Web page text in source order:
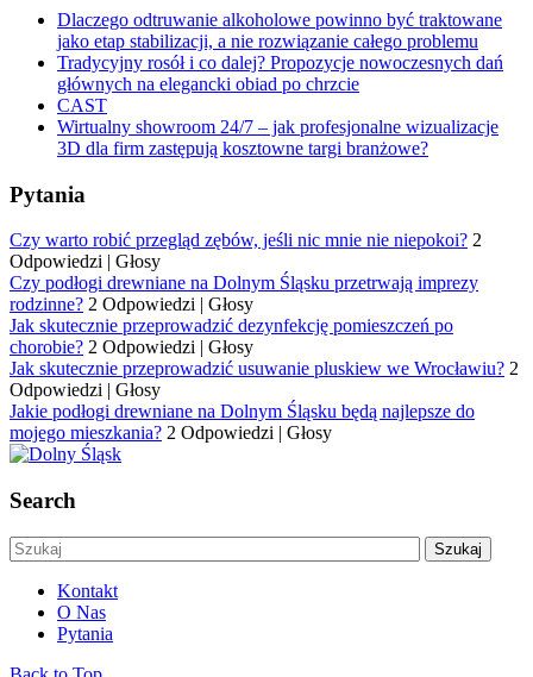
Dlaczego odtruwanie alkoholowe powinno być traktowane
jako etap stabilizacji, a nie rozwiązanie całego problemu
Tradycyjny rosół i co dalej? Propozycje nowoczesnych dań
głównych na elegancki obiad po chrzcie
CAST
Wirtualny showroom 24/7 – jak profesjonalne wizualizacje
3D dla firm zastępują kosztowne targi branżowe?
Pytania
Czy warto robić przegląd zębów, jeśli nic mnie nie niepokoi? 2
Odpowiedzi | Głosy
Czy podłogi drewniane na Dolnym Śląsku przetrwają imprezy
rodzinne? 2 Odpowiedzi | Głosy
Jak skutecznie przeprowadzić dezynfekcję pomieszczeń po
chorobie? 2 Odpowiedzi | Głosy
Jak skutecznie przeprowadzić usuwanie pluskiew we Wrocławiu? 2
Odpowiedzi | Głosy
Jakie podłogi drewniane na Dolnym Śląsku będą najlepsze do
mojego mieszkania? 2 Odpowiedzi | Głosy
Search
Kontakt
O Nas
Pytania